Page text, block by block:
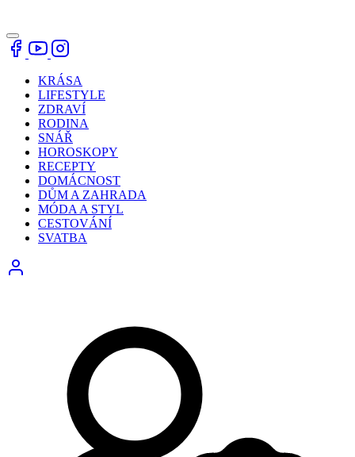
KRÁSA
LIFESTYLE
ZDRAVÍ
RODINA
SNÁŘ
HOROSKOPY
RECEPTY
DOMÁCNOST
DŮM A ZAHRADA
MÓDA A STYL
CESTOVÁNÍ
SVATBA